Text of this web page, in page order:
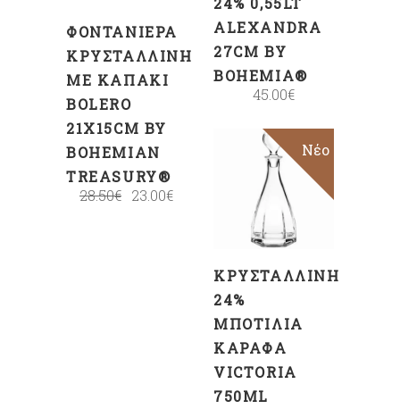
ΦΟΝΤΑΝΙΈΡΑ
ΚΡΥΣΤΆΛΛΙΝΗ
ΜΕ ΚΑΠΆΚΙ
BOLERO
21X15CM BY
BOHEMIAN
TREASURY®
28.50€ 23.00€
ALEXANDRA
27CM BY
BOHEMIA®
45.00€
Νέο
ΠΡΟΣΘΉΚΗ
ΣΤΟ
ΚΑΛΆΘΙ
ΚΡΥΣΤΆΛΛΙΝΗ
24%
ΜΠΟΤΊΛΙΑ
ΚΑΡΆΦΑ
VICTORIA
750ML